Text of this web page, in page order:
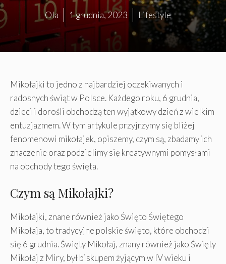
Ola 1 grudnia, 2023 Lifestyle
Mikołajki to jedno z najbardziej oczekiwanych i
radosnych świąt w Polsce. Każdego roku, 6 grudnia,
dzieci i dorośli obchodzą ten wyjątkowy dzień z wielkim
entuzjazmem. W tym artykule przyjrzymy się bliżej
fenomenowi mikołajek, opiszemy, czym są, zbadamy ich
znaczenie oraz podzielimy się kreatywnymi pomysłami
na obchody tego święta.
Czym są Mikołajki?
Mikołajki, znane również jako Święto Świętego
Mikołaja, to tradycyjne polskie święto, które obchodzi
się 6 grudnia. Święty Mikołaj, znany również jako Święty
Mikołaj z Miry, był biskupem żyjącym w IV wieku i